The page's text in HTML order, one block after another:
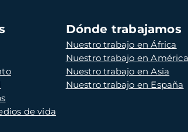
de vida
Dónde trabajamos
Nuestro trabajo en África
Nuestro trabajo en América
Nuestro trabajo en Asia
Nuestro trabajo en España